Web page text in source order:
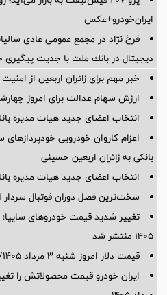
ایران‌خودرو+عکس
فرخ نژاد در مجمع عمومی عادی
دیجیتال در بانك ملت با جدیت
خبر مهم برای زائران اربعین از
ارزش سهام عدالت برای امروز چهارشنبه ۱۴ مرداد
انتخاب اعضای جدید هیات مدیره
اعزام کاروان خودرویی
بانکی به زائران اربعین حسینی
انتخاب اعضای جدید هیات مدیره
سخت‌ترین فصل دوران فوتبال سردار
۱۴۰۵ منتشر شد
قیمت دلار امروز شنبه ۳ مرداد ۱۴۰۵/افزایش قیمت